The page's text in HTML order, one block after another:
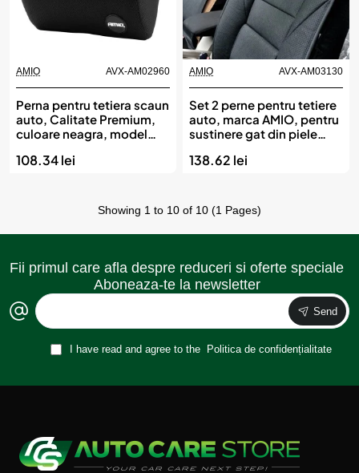
AMIO AVX-AM02960
Perna pentru tetiera scaun
auto, Calitate Premium,
culoare neagra, model
108.34 lei
AMIO AVX-AM03130
Set 2 perne pentru tetiere
auto, marca AMIO, pentru
sustinere gat din piele
NEGRU
138.62 lei
Showing 1 to 10 of 10 (1 Pages)
Fii primul care afla despre reduceri si oferte speciale
Aboneaza-te la newsletter
Send
I have read and agree to the Politica de confidențialitate